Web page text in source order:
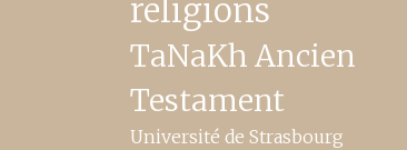
religions
TaNaKh Ancien
Testament
Université de Strasbourg